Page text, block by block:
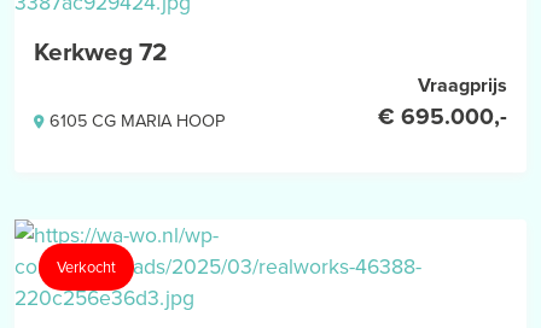
uitvoeren van de meting.
Kerkweg 72
6105 CG MARIA HOOP
Vraagprijs
€ 695.000,-
Verkocht